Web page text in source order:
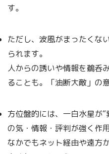
す。
ただし、波風がまったくな
られます。
人からの誘いや情報を鵜呑
ることも。「油断大敵」の
方位盤的には、一白水星が
の気・情報・評判が強く作
なかでもネット経由や遠方